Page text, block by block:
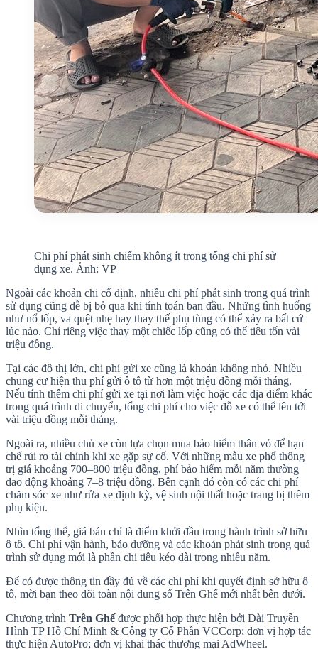
Chi phí phát sinh chiếm không ít trong tổng chi phí sử
dụng xe. Ảnh: VP
Ngoài các khoản chi cố định, nhiều chi phí phát sinh trong quá trình
sử dụng cũng dễ bị bỏ qua khi tính toán ban đầu. Những tình huống
như nổ lốp, va quệt nhẹ hay thay thế phụ tùng có thể xảy ra bất cứ
lúc nào. Chỉ riêng việc thay một chiếc lốp cũng có thể tiêu tốn vài
triệu đồng.
Tại các đô thị lớn, chi phí gửi xe cũng là khoản không nhỏ. Nhiều
chung cư hiện thu phí gửi ô tô từ hơn một triệu đồng mỗi tháng.
Nếu tính thêm chi phí gửi xe tại nơi làm việc hoặc các địa điểm khác
trong quá trình di chuyển, tổng chi phí cho việc đỗ xe có thể lên tới
vài triệu đồng mỗi tháng.
Ngoài ra, nhiều chủ xe còn lựa chọn mua bảo hiểm thân vỏ để hạn
chế rủi ro tài chính khi xe gặp sự cố. Với những mẫu xe phổ thông
trị giá khoảng 700–800 triệu đồng, phí bảo hiểm mỗi năm thường
dao động khoảng 7–8 triệu đồng. Bên cạnh đó còn có các chi phí
chăm sóc xe như rửa xe định kỳ, vệ sinh nội thất hoặc trang bị thêm
phụ kiện.
Nhìn tổng thể, giá bán chỉ là điểm khởi đầu trong hành trình sở hữu
ô tô. Chi phí vận hành, bảo dưỡng và các khoản phát sinh trong quá
trình sử dụng mới là phần chi tiêu kéo dài trong nhiều năm.
Để có được thông tin đầy đủ về các chi phí khi quyết định sở hữu ô
tô, mời bạn theo dõi toàn nội dung số Trên Ghế mới nhất bên dưới.
Chương trình Trên Ghếđược phối hợp thực hiện bởi Đài Truyền
Hình TP Hồ Chí Minh & Công ty Cổ Phần VCCorp; đơn vị hợp tác
thực hiện AutoPro; đơn vị khai thác thương mại AdWheel.